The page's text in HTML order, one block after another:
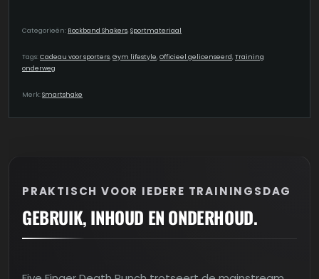
Categorieën: Rockband Shakers,Sportmateriaal
Tags:Cadeau voor sporters,Gym lifestyle,Officieel gelicenseerd,Training
onderweg
Merk:Smartshake
PRAKTISCH VOOR IEDERE TRAININGSDAG
GEBRUIK, INHOUD EN ONDERHOUD.